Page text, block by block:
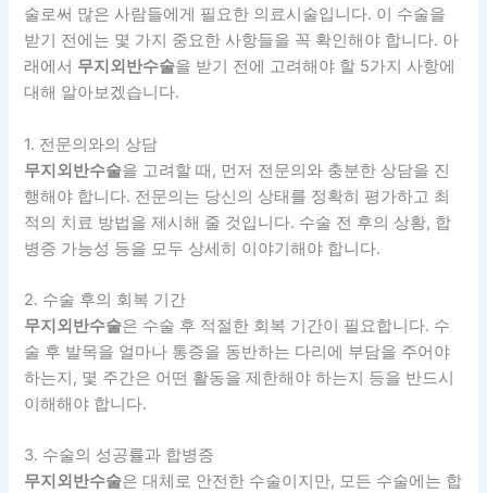
술로써 많은 사람들에게 필요한 의료시술입니다. 이 수술을
받기 전에는 몇 가지 중요한 사항들을 꼭 확인해야 합니다. 아
래에서 무지외반수술을 받기 전에 고려해야 할 5가지 사항에
대해 알아보겠습니다.
1. 전문의와의 상담
무지외반수술을 고려할 때, 먼저 전문의와 충분한 상담을 진
행해야 합니다. 전문의는 당신의 상태를 정확히 평가하고 최
적의 치료 방법을 제시해 줄 것입니다. 수술 전 후의 상황, 합
병증 가능성 등을 모두 상세히 이야기해야 합니다.
2. 수술 후의 회복 기간
무지외반수술은 수술 후 적절한 회복 기간이 필요합니다. 수
술 후 발목을 얼마나 통증을 동반하는 다리에 부담을 주어야
하는지, 몇 주간은 어떤 활동을 제한해야 하는지 등을 반드시
이해해야 합니다.
3. 수술의 성공률과 합병증
무지외반수술은 대체로 안전한 수술이지만, 모든 수술에는 합